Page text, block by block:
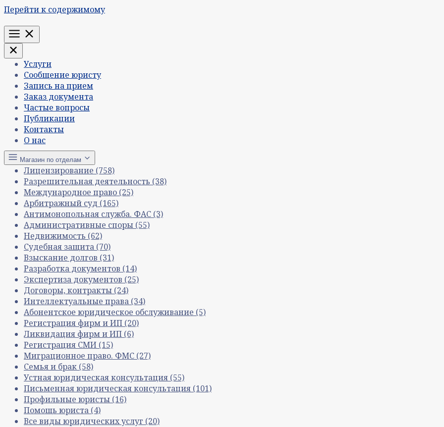
Перейти к содержимому
Меню
Услуги
Сообщение юристу
Запись на прием
Заказ документа
Частые вопросы
Публикации
Контакты
О нас
Магазин по отделам
Лицензирование (758)
Разрешительная деятельность (38)
Международное право (25)
Арбитражный суд (165)
Антимонопольная служба. ФАС (3)
Административные споры (55)
Недвижимость (62)
Судебная защита (70)
Взыскание долгов (31)
Разработка документов (14)
Экспертиза документов (25)
Договоры, контракты (24)
Интеллектуальные права (34)
Абонентское юридическое обслуживание (5)
Регистрация фирм и ИП (20)
Ликвидация фирм и ИП (6)
Регистрация СМИ (15)
Миграционное право. ФМС (27)
Семья и брак (58)
Устная юридическая консультация (55)
Письменная юридическая консультация (101)
Профильные юристы (16)
Помощь юриста (4)
Все виды юридических услуг (20)